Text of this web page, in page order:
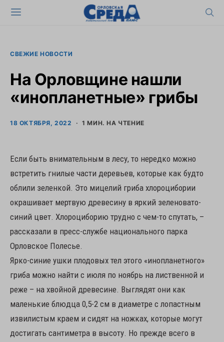
СВЕЖИЕ НОВОСТИ
На Орловщине нашли
«инопланетные» грибы
18 ОКТЯБРЯ, 2022 1 МИН. НА ЧТЕНИЕ
Если быть внимательным в лесу, то нередко можно
встретить гнилые части деревьев, которые как будто
облили зеленкой. Это мицелий гриба хлороцибории
окрашивает мертвую древесину в яркий зеленовато-
синий цвет. Хлороциборию трудно с чем-то спутать, –
рассказали в пресс-службе национального парка
Орловское Полесье.
Ярко-синие ушки плодовых тел этого «инопланетного»
гриба можно найти с июля по ноябрь на лиственной и
реже – на хвойной древесине. Выглядят они как
маленькие блюдца 0,5-2 см в диаметре с лопастным
извилистым краем и сидят на ножках, которые могут
достигать сантиметра в высоту. Но прежде всего в